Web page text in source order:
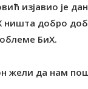
изјавио је
ништа добро
БиХ.
жели да нам